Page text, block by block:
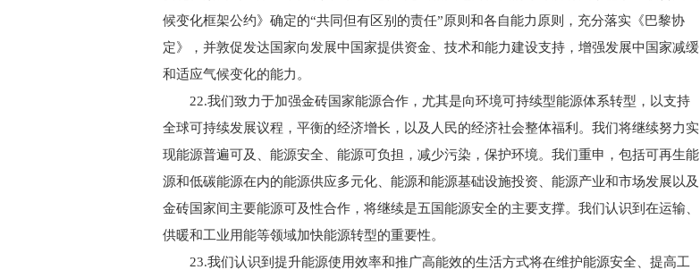
候变化框架公约》确定的“共同但有区别的责任”原则和各自能力原则，充分落实《巴黎协
定》，并敦促发达国家向发展中国家提供资金、技术和能力建设支持，增强发展中国家减缓
和适应气候变化的能力。
22.我们致力于加强金砖国家能源合作，尤其是向环境可持续型能源体系转型，以支持
全球可持续发展议程，平衡的经济增长，以及人民的经济社会整体福利。我们将继续努力实
现能源普遍可及、能源安全、能源可负担，减少污染，保护环境。我们重申，包括可再生能
源和低碳能源在内的能源供应多元化、能源和能源基础设施投资、能源产业和市场发展以及
金砖国家间主要能源可及性合作，将继续是五国能源安全的主要支撑。我们认识到在运输、
供暖和工业用能等领域加快能源转型的重要性。
23.我们认识到提升能源使用效率和推广高能效的生活方式将在维护能源安全、提高工